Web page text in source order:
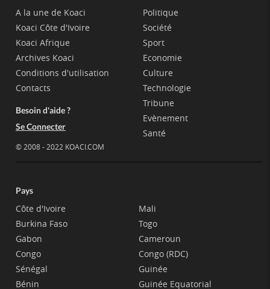
A la une de Koaci
Koaci Côte d'Ivoire
Koaci Afrique
Archives Koaci
Conditions d'utilisation
Contacts
Besoin d'aide ?
Se Connecter
© 2008 - 2022 KOACI.COM
Politique
Société
Sport
Economie
Culture
Technologie
Tribune
Evènement
Santé
Pays
Côte d'Ivoire
Burkina Faso
Gabon
Congo
Sénégal
Bénin
Mali
Togo
Cameroun
Congo (RDC)
Guinée
Guinée Equatorial